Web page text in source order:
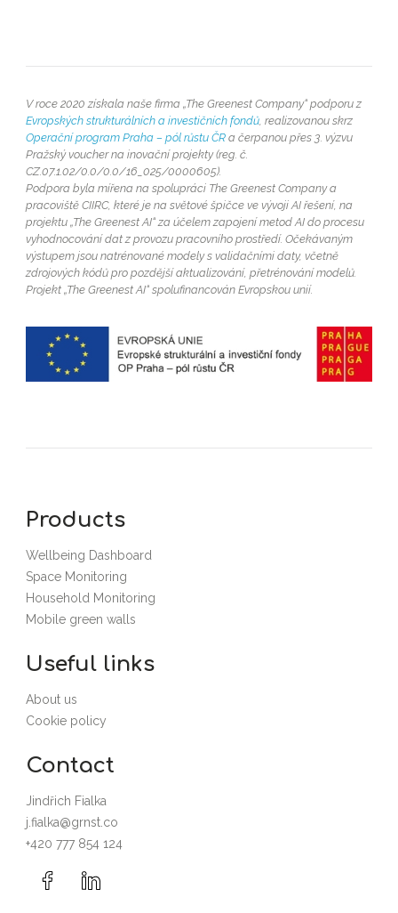
V roce 2020 získala naše firma „The Greenest Company“ podporu z
Evropských strukturálních a investičních fondů , realizovanou skrz
Operační program Praha – pól růstu ČR a čerpanou přes 3. výzvu
Pražský voucher na inovační projekty (reg. č.
CZ.07.1.02/0.0/0.0/16_025/0000605).
Podpora byla mířena na spolupráci The Greenest Company a
pracoviště CIIRC, které je na světové špičce ve vývoji AI řešení, na
projektu „The Greenest AI“ za účelem zapojení metod AI do procesu
vyhodnocování dat z provozu pracovního prostředí. Očekávaným
výstupem jsou natrénované modely s validačními daty, včetně
zdrojových kódů pro pozdější aktualizování, přetrénování modelů.
Projekt „The Greenest AI“ spolufinancován Evropskou unií.
Products
Wellbeing Dashboard
Space Monitoring
Household Monitoring
Mobile green walls
Useful links
About us
Cookie policy
Contact
Jindřich Fialka
j.fialka@grnst.co
+420 777 854 124